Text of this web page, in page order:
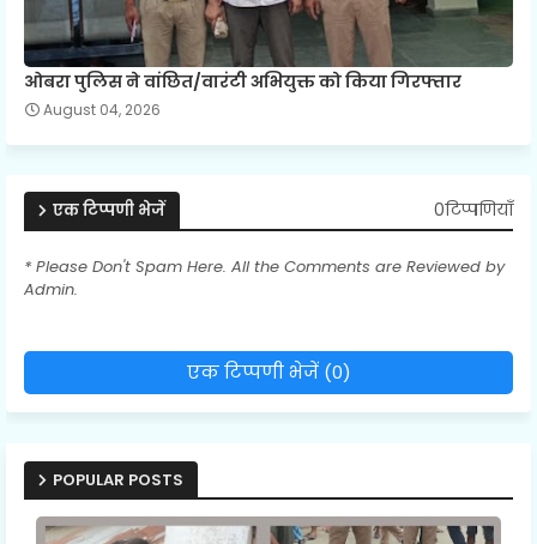
ओबरा पुलिस ने वांछित/वारंटी अभियुक्त को किया गिरफ्तार
August 04, 2026
एक टिप्पणी भेजें 0टिप्पणियाँ
* Please Don't Spam Here. All the Comments are Reviewed by
Admin.
एक टिप्पणी भेजें (0)
POPULAR POSTS